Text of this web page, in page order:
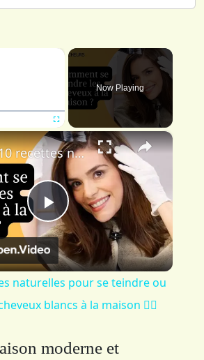
×
Fullscreen
Now Playing
×
Play
Video
🍋 🍯 10 recettes naturelles pour se teindre ou camoufler les cheveux blancs à la maison 👱‍♀️
naturelles pour se teindre ou
blancs à la maison 👱‍♀️
moderne et